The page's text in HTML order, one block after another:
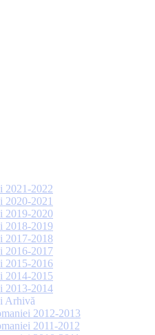
2021-2022
2020-2021
2019-2020
2018-2019
2017-2018
2016-2017
2015-2016
2014-2015
2013-2014
Arhivă
2012-2013
2011-2012